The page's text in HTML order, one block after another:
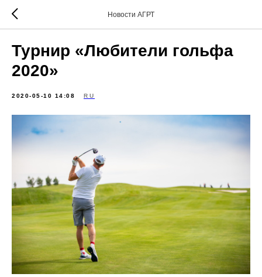
Новости АГРТ
Турнир «Любители гольфа
2020»
2020-05-10 14:08 RU